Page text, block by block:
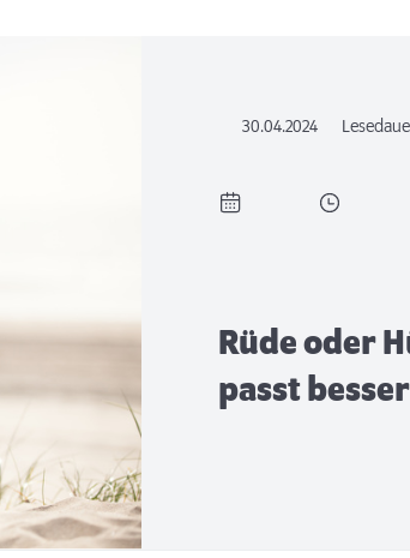
30.04.2024
Rüde oder
passt